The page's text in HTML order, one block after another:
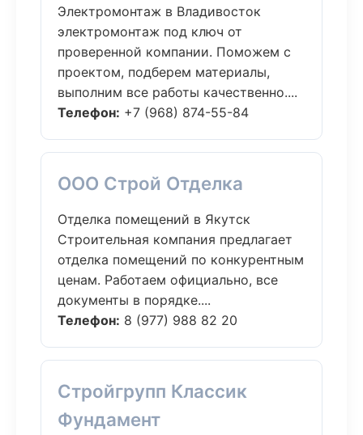
Электромонтаж в Владивосток
электромонтаж под ключ от
проверенной компании. Поможем с
проектом, подберем материалы,
выполним все работы качественно....
Телефон: +7 (968) 874-55-84
ООО Строй Отделка
Отделка помещений в Якутск
Строительная компания предлагает
отделка помещений по конкурентным
ценам. Работаем официально, все
документы в порядке....
Телефон: 8 (977) 988 82 20
Стройгрупп Классик
Фундамент